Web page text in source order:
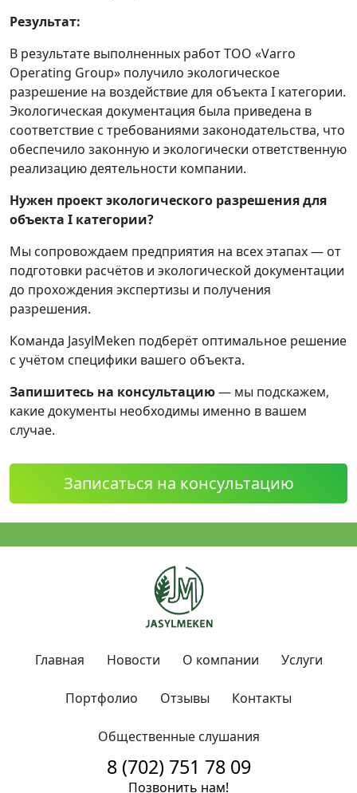
Результат:
В результате выполненных работ ТОО «Varro
Operating Group» получило экологическое
разрешение на воздействие для объекта I категории.
Экологическая документация была приведена в
соответствие с требованиями законодательства, что
обеспечило законную и экологически ответственную
реализацию деятельности компании.
Нужен проект экологического разрешения для
объекта I категории?
Мы сопровождаем предприятия на всех этапах — от
подготовки расчётов и экологической документации
до прохождения экспертизы и получения
разрешения.
Команда JasylMeken подберёт оптимальное решение
с учётом специфики вашего объекта.
Запишитесь на консультацию— мы подскажем,
какие документы необходимы именно в вашем
случае.
Записаться на консультацию
Главная Новости О компании Услуги
Портфолио Отзывы Контакты
Общественные слушания
8 (702) 751 78 09
Позвонить нам!